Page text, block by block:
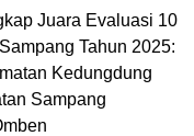
Juara Evaluasi 10
Tahun 2025:
Kedungdung
Sampang